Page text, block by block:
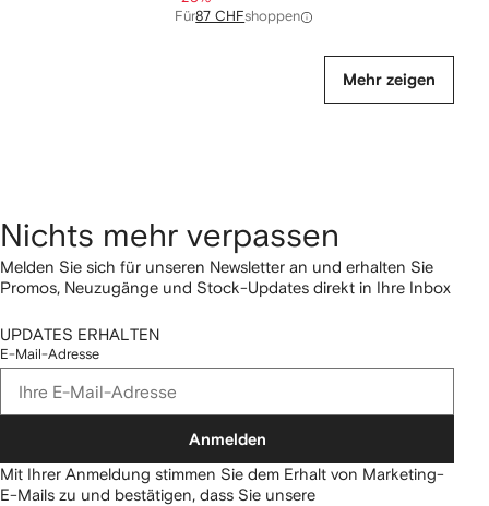
Für87 CHFshoppen
Mehr zeigen
Nichts mehr verpassen
Melden Sie sich für unseren Newsletter an und erhalten Sie
Promos, Neuzugänge und Stock-Updates direkt in Ihre Inbox
UPDATES ERHALTEN
E-Mail-Adresse
Anmelden
Mit Ihrer Anmeldung stimmen Sie dem Erhalt von Marketing-
E-Mails zu und bestätigen, dass Sie unsere